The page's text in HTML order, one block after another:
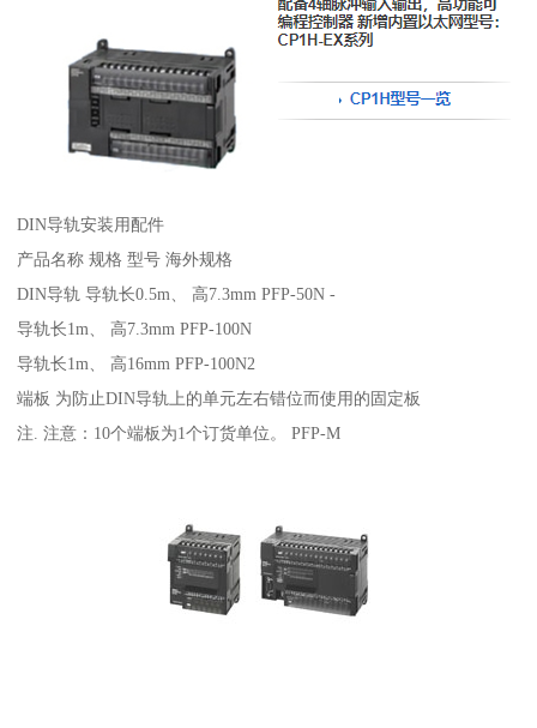
DIN导轨安装用配件
产品名称 规格 型号 海外规格
DIN导轨 导轨长0.5m、 高7.3mm PFP-50N -
导轨长1m、 高7.3mm PFP-100N
导轨长1m、 高16mm PFP-100N2
端板 为防止DIN导轨上的单元左右错位而使用的固定板
注. 注意：10个端板为1个订货单位。 PFP-M